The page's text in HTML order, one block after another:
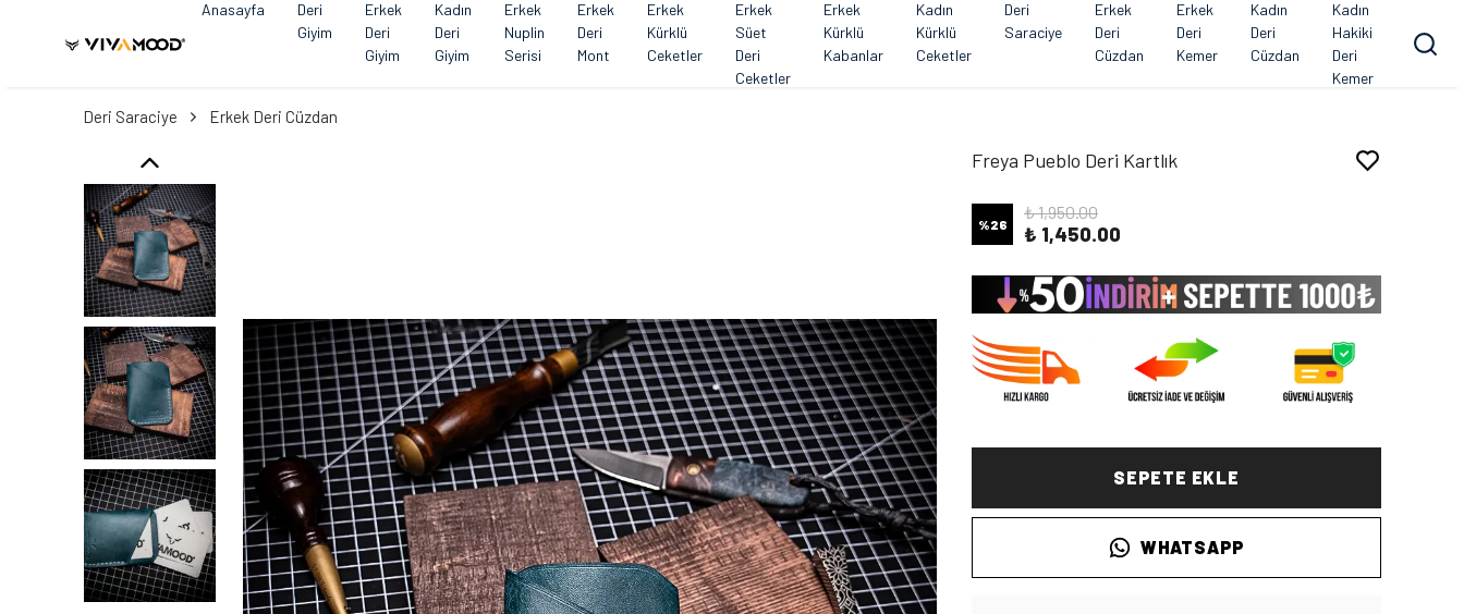
Anasayfa
Deri
Giyim
Erkek
Deri
Giyim
Kadın
Deri
Giyim
Erkek
Nuplin
Serisi
Erkek
Deri
Mont
Erkek
Kürklü
Ceketler
Erkek
Süet
Deri
Ceketler
Erkek
Kürklü
Kabanlar
Kadın
Kürklü
Ceketler
Deri
Saraciye
Erkek
Deri
Cüzdan
Erkek
Deri
Kemer
Kadın
Deri
Cüzdan
Kadın
Hakiki
Deri
Kemer
Deri Saraciye Erkek Deri Cüzdan
Freya Pueblo Deri Kartlık
%26
₺ 1,950.00
₺ 1,450.00
SEPETE EKLE
WHATSAPP